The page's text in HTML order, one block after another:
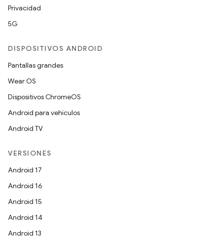
Privacidad
5G
DISPOSITIVOS ANDROID
Pantallas grandes
Wear OS
Dispositivos ChromeOS
Android para vehículos
Android TV
VERSIONES
Android 17
Android 16
Android 15
Android 14
Android 13